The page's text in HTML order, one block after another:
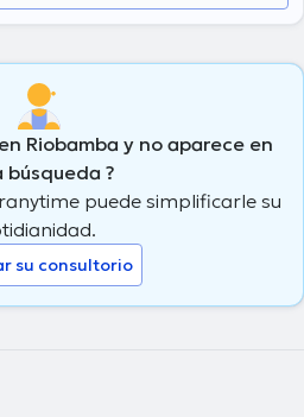
Riobamba y no aparece en
búsqueda ?
puede simplificarle su
su consultorio